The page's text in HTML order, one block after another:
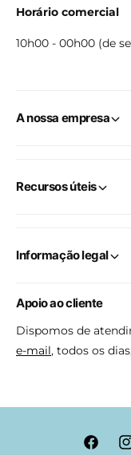
Horário comercial
10h00 - 00h00 (de
A nossa empresa
Recursos úteis
Informação legal
Apoio ao cliente
Dispomos de
e-mail, todos os
F I